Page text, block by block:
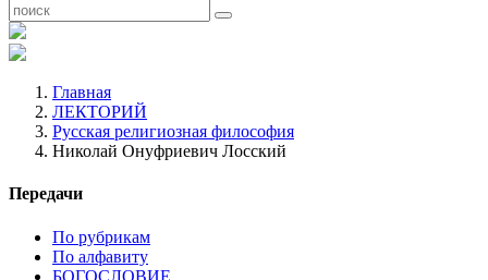
Главная
ЛЕКТОРИЙ
Русская религиозная философия
Николай Онуфриевич Лосский
Передачи
По рубрикам
По алфавиту
БОГОСЛОВИЕ